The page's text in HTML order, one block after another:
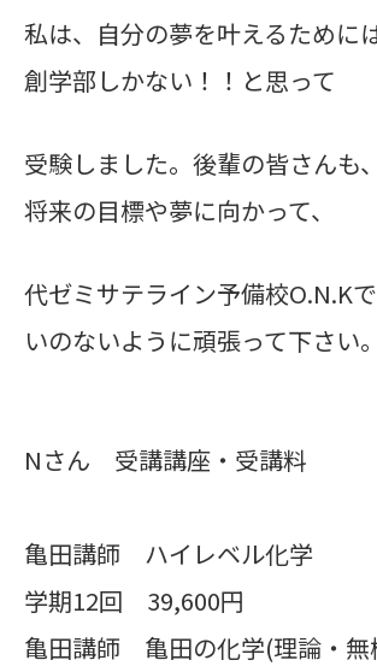
私は、自分の夢を叶えるために
創学部しかない！！と思って
受験しました。 後輩の皆さんも
将来の目標や夢に向かって、
代ゼミサテライン予備校O.N.K
いのないように頑張って下さい。
Nさん 受講講座・受講料
亀田講師 ハイレベ
学期12回 39,600円
亀田講師 亀田の化学(理論